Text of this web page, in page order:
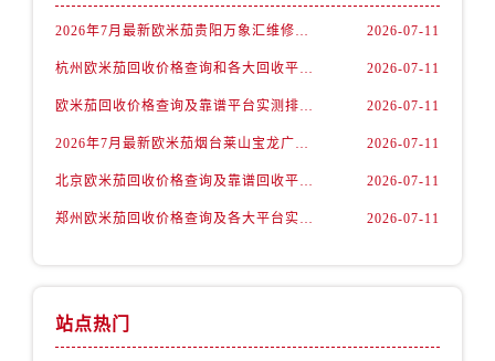
内蒙古自治区锡林郭勒盟市锡林浩特市光明街与额尔敦路交叉口欧米茄售后服务中心（需提前预约）
2026年7月最新欧米茄贵阳万象汇维修保养服务电话 2026-07-11
杭州欧米茄回收价格查询和各大回收平台实测排行（2026年7月最新数据） 2026-07-11
欧米茄回收价格查询及靠谱平台实测排行(2026年7月最新) 2026-07-11
2026年7月最新欧米茄烟台莱山宝龙广场维修保养服务电话 2026-07-11
北京欧米茄回收价格查询及靠谱回收平台实测排行（2026年7月最新数据） 2026-07-11
郑州欧米茄回收价格查询及各大平台实测排行(2026年7月最新数据) 2026-07-11
站点热门